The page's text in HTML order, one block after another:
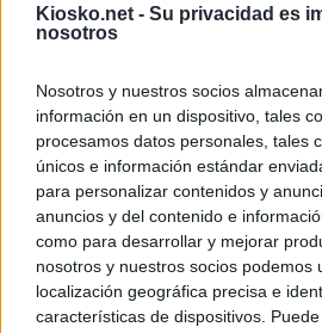
Kiosko.net - Su privacidad es
nosotros
Nosotros y nuestros socios
información en un dispositivo, tales
procesamos datos personales, tales
únicos e información estándar
para personalizar contenidos y
anuncios y del contenido e
como para desarrollar y mejorar
nosotros y nuestros socios podemos
localización geográfica precisa e
características de dispositivos.